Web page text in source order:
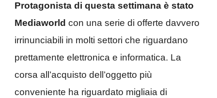
Protagonista di questa settimana è stato
Mediaworld con una serie di offerte davvero
irrinunciabili in molti settori che riguardano
prettamente elettronica e informatica. La
corsa all’acquisto dell’oggetto più
conveniente ha riguardato migliaia di